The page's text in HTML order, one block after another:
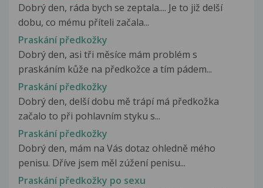
Dobrý den, ráda bych se zeptala.... Je to již delší
dobu, co mému příteli začala...
Praskání předkožky
Dobrý den, asi tři měsíce mám problém s
praskáním kůže na předkožce a tím pádem...
Praskání předkožky
Dobrý den, delší dobu mě trápí má předkožka
začalo to při pohlavním styku s...
Praskání předkožky
Dobrý den, mám na Vás dotaz ohledně mého
penisu. Dříve jsem měl zúžení penisu...
Praskání předkožky po sexu